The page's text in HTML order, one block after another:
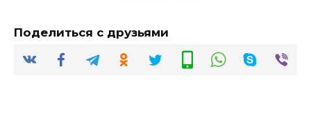
Поделиться с друзьями